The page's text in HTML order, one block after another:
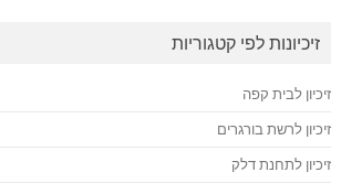
זיכיונות לפי קטגוריות
זיכיון לבית קפה
זיכיון לרשת בורגרים
זיכיון לתחנת דלק